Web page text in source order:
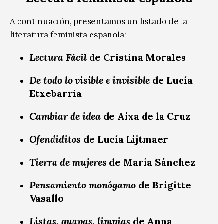
A continuación, presentamos un listado de la
literatura feminista española:
Lectura Fácil de Cristina Morales
De todo lo visible e invisible de Lucía
Etxebarria
Cambiar de idea de Aixa de la Cruz
Ofendiditos de Lucía Lijtmaer
Tierra de mujeres de María Sánchez
Pensamiento monógamo de Brigitte
Vasallo
Listas, guapas, limpias de Anna